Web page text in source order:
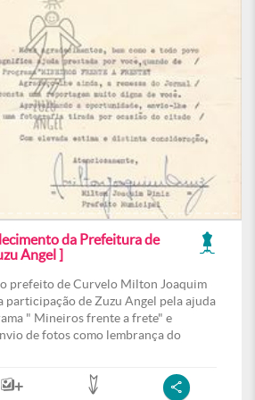
da Prefeitura de
Angel ]
prefeito de Curvelo Milton Joaquim
participação de Zuzu Angel pela ajuda
" Mineiros frente a frete" e
de fotos como lembrança do